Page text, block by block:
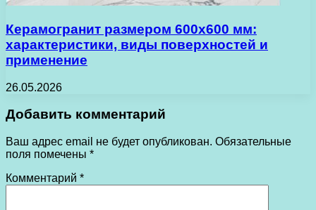
Керамогранит размером 600х600 мм:
характеристики, виды поверхностей и
применение
26.05.2026
Добавить комментарий
Ваш адрес email не будет опубликован. Обязательные
поля помечены *
Комментарий *